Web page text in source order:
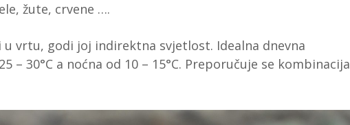
žute, crvene ….
vrtu, godi joj indirektna svjetlost. Idealna dnevna
– 30°C a noćna od 10 – 15°C. Preporučuje se kombinacija